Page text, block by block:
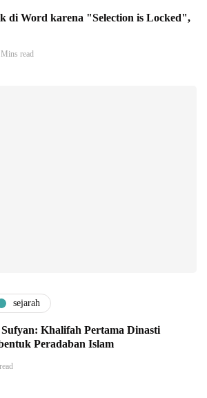
di Word karena "Selection is Locked",
read
sejarah
Khalifah Pertama Dinasti
Peradaban Islam